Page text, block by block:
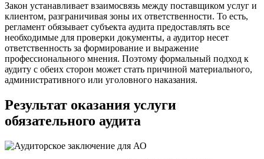
Закон устанавливает взаимосвязь между поставщиком услуг и
клиентом, разграничивая зоны их ответственности. То есть,
регламент обязывает субъекта аудита предоставлять все
необходимые для проверки документы, а аудитор несет
ответственность за формирование и выражение
профессионального мнения. Поэтому формальный подход к
аудиту с обеих сторон может стать причиной материального,
административного или уголовного наказания.
Результат оказания услуги
обязательного аудита